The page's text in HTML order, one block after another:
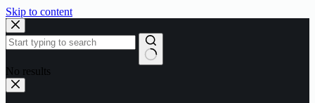
Skip to content
No results